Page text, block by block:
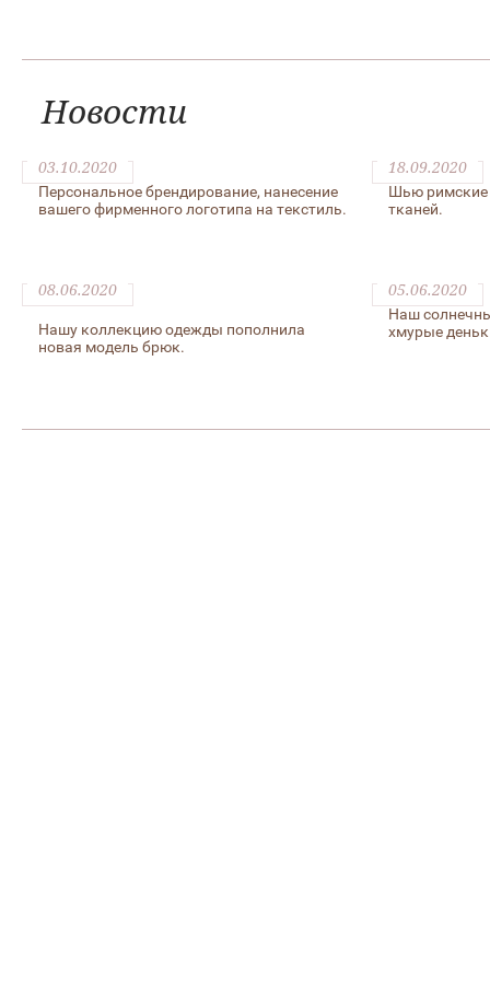
Новости
03.10.2020
Персональное брендирование, нанесение
вашего фирменного логотипа на текстиль.
18.09.2020
Шью римские
тканей.
08.06.2020
Нашу коллекцию одежды пополнила
новая модель брюк.
05.06.2020
Наш
хмурые